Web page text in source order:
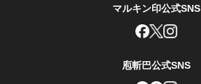
マルキン印公式SNS
庖斬巴公式SNS